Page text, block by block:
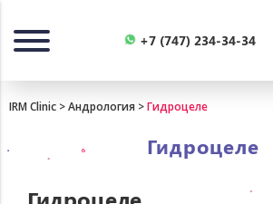
+7 (747) 234-34-34
IRM Clinic >Андрология >Гидроцеле
Гидроцеле